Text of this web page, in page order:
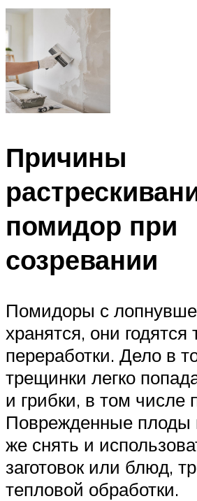
Причины
помидор при
созревании
Помидоры с
хранятся, они годятся
переработки. Дело в
трещинки легко
и грибки, в том числе
Поврежденные плоды
же снять и
заготовок или блюд,
тепловой обработки.